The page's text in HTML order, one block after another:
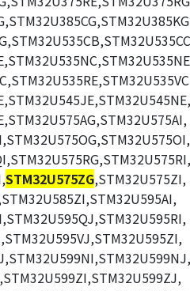
STM32U575ZG,STM32U575ZI,